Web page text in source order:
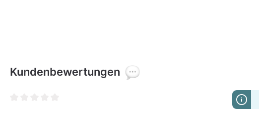
Kundenbewertungen